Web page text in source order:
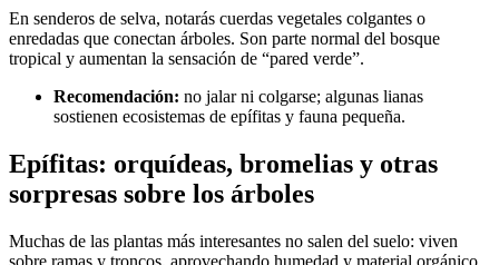
En senderos de selva, notarás cuerdas vegetales colgantes o
enredadas que conectan árboles. Son parte normal del bosque
tropical y aumentan la sensación de “pared verde”.
Recomendación: no jalar ni colgarse; algunas lianas
sostienen ecosistemas de epífitas y fauna pequeña.
Epífitas: orquídeas, bromelias y otras
sorpresas sobre los árboles
Muchas de las plantas más interesantes no salen del suelo: viven
sobre ramas y troncos, aprovechando humedad y material orgánico